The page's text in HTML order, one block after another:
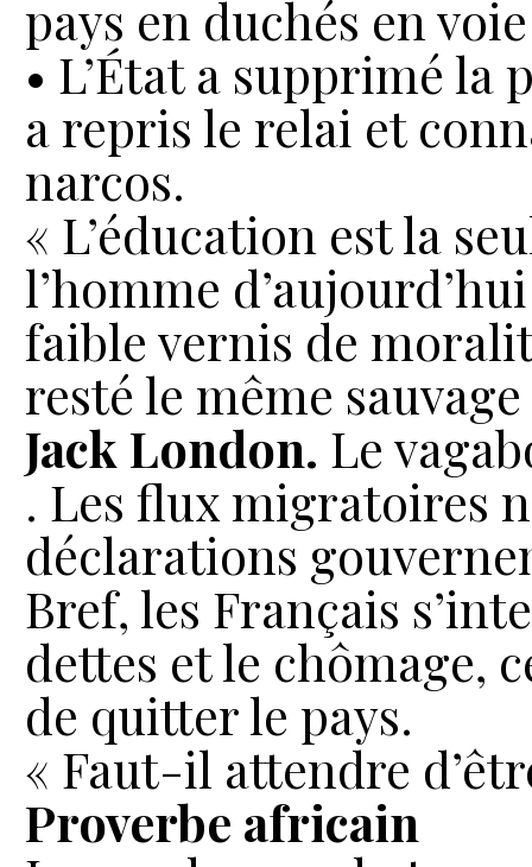
pays en duchés en
• L’État a supprimé
a repris le relai et
narcos.
« L’éducation est la
l’homme
faible vernis de
resté le même
Jack London. Le
. Les flux migratoires
déclarations
Bref, les Français
dettes et le chômage,
de quitter le pays.
« Faut-il attendre
Proverbe africain